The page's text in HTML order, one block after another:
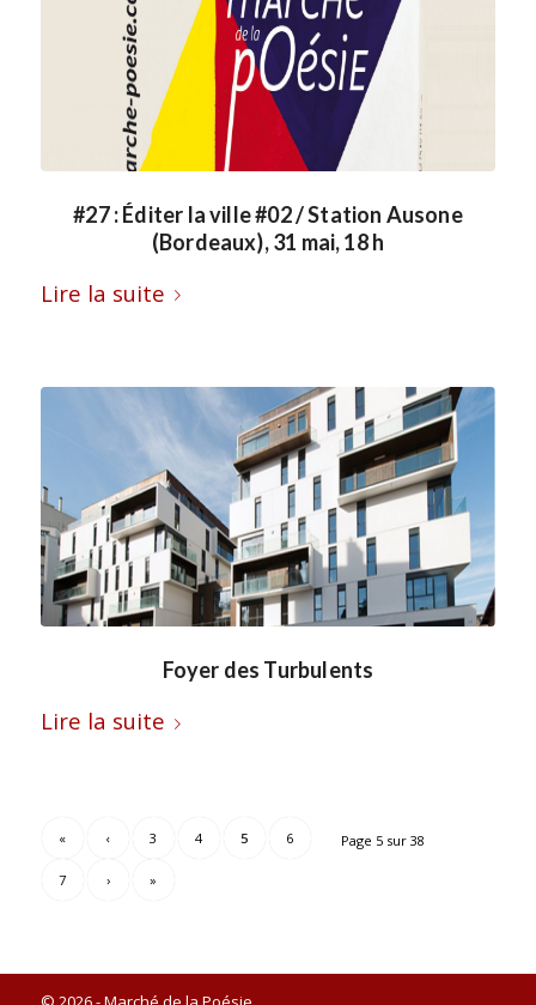
#27 : Éditer la ville #02 / Station Ausone
(Bordeaux), 31 mai, 18 h
Lire la suite
Foyer des Turbulents
Lire la suite
Page 5 sur 38
« ‹ 3 4 5 6
7 › »